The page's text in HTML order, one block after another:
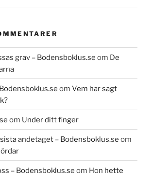
grav – Bodensboklus.se om De
om Vem har sagt
om Under ditt finger
andetaget – Bodensboklus.se om
– Bodensboklus.se om Hon hette